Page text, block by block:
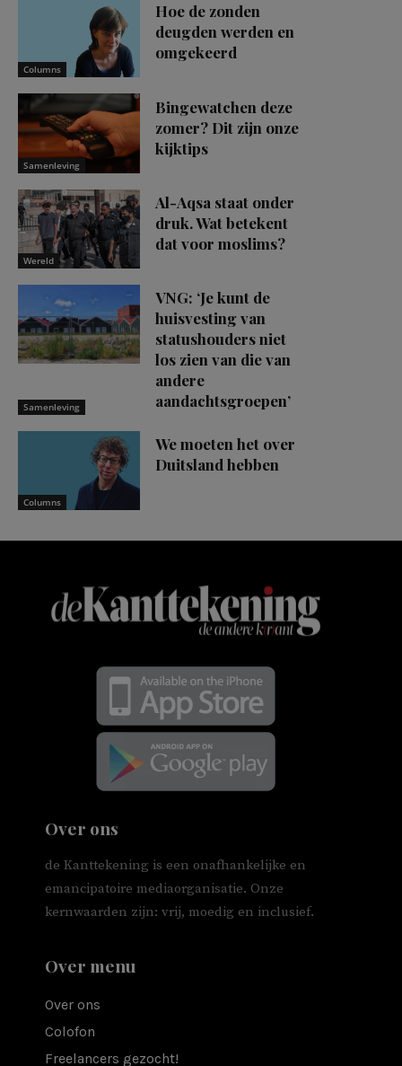
Columns
Hoe de zonden
deugden werden en
omgekeerd
Samenleving
Bingewatchen deze
zomer? Dit zijn onze
kijktips
Wereld
Al-Aqsa staat onder
druk. Wat betekent
dat voor moslims?
Samenleving
VNG: ‘Je kunt de
huisvesting van
statushouders niet
los zien van die van
andere
aandachtsgroepen’
Columns
We moeten het over
Duitsland hebben
Over ons
de Kanttekening is een onafhankelijke en
emancipatoire mediaorganisatie. Onze
kernwaarden zijn: vrij, moedig en inclusief.
Over menu
Over ons
Colofon
Freelancers gezocht!